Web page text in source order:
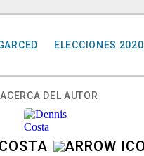
ELECCIONES 2020
ACERCA DEL AUTOR